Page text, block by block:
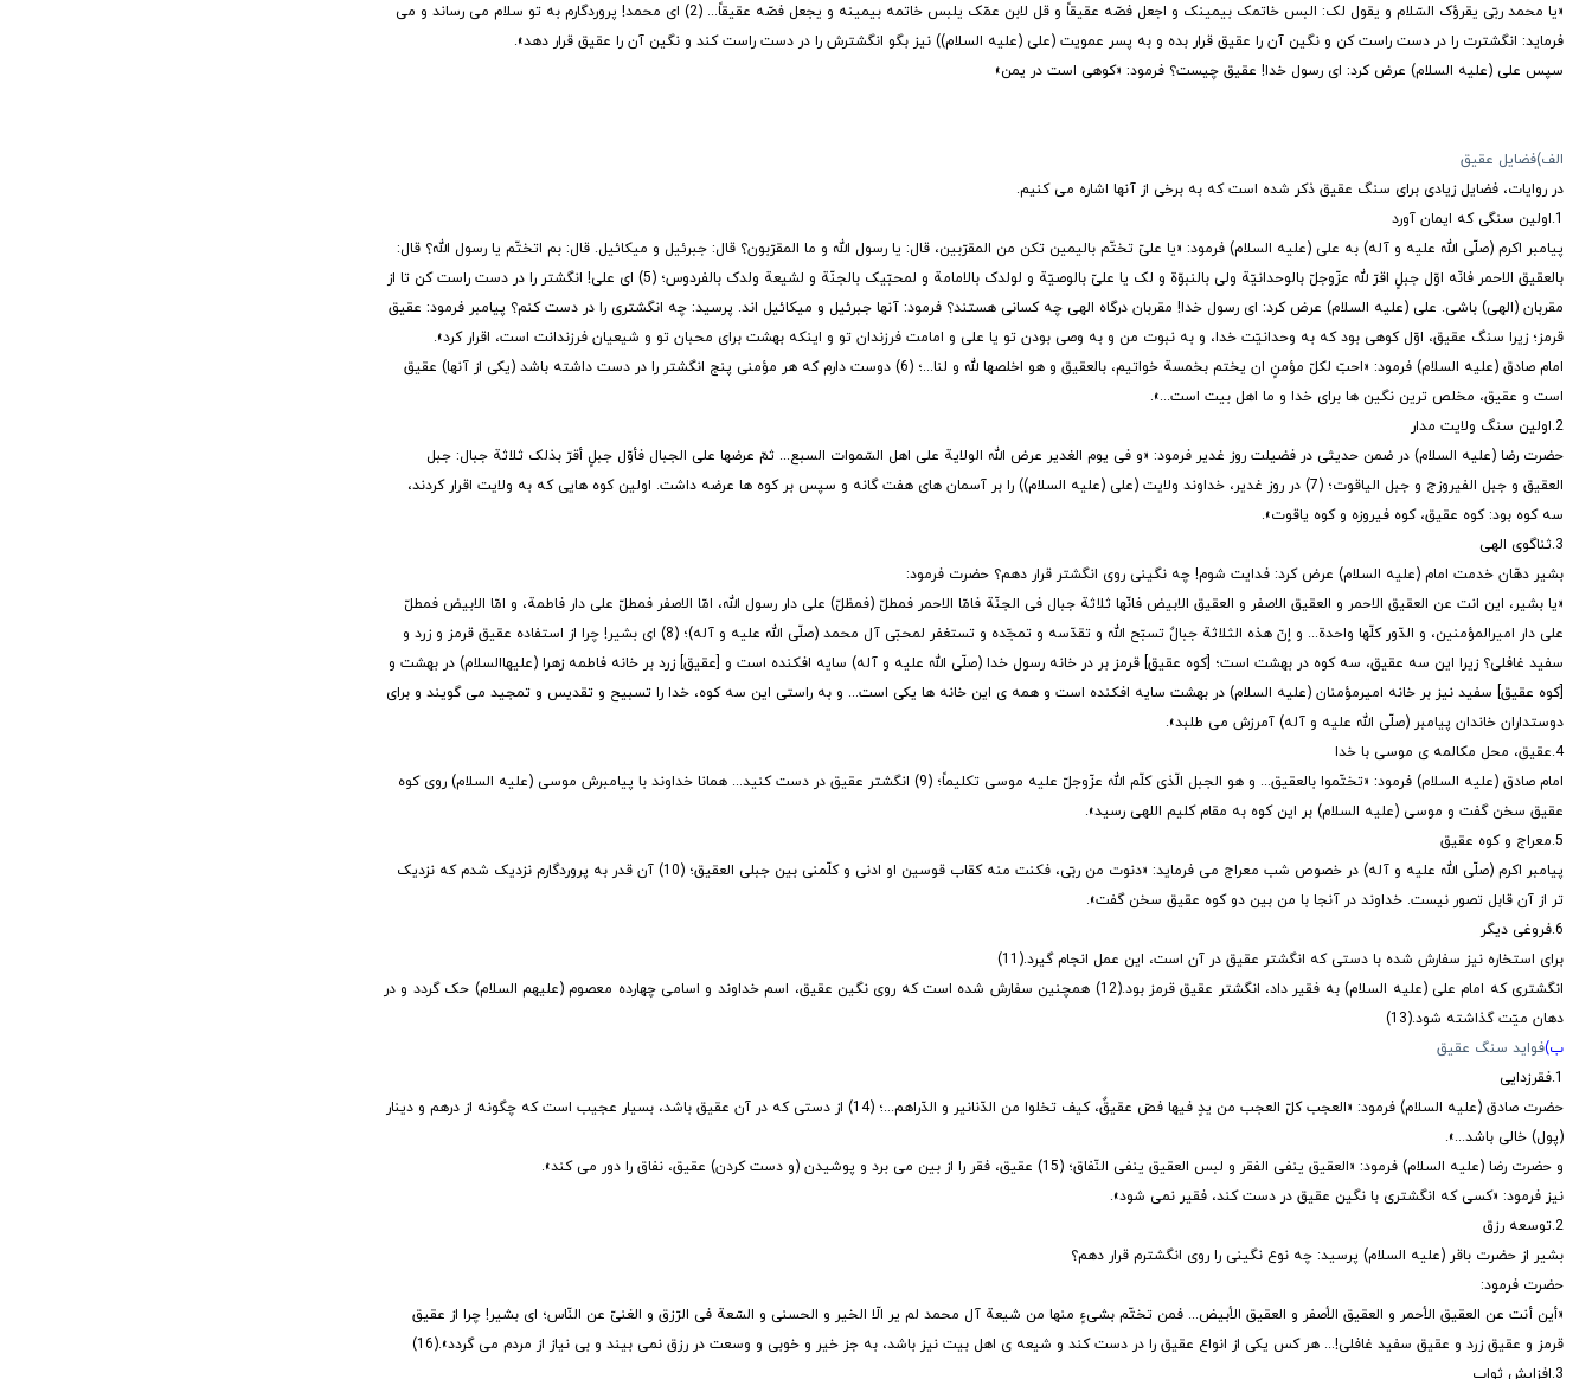
«یا محمد ربّی یقرؤک السّلام و یقول لک: البس خاتمک بیمینک و اجعل فصّه عقیقاً و قل لابن عمّک یلبس خاتمه بیمینه و یجعل فصّه عقیقاً... (2) ای محمد! پروردگارم به تو سلام می رساند و می
فرماید: انگشترت را در دست راست کن و نگین آن را عقیق قرار بده و به پسر عمویت (علی (علیه السلام)) نیز بگو انگشترش را در دست راست کند و نگین آن را عقیق قرار دهد».
سپس علی (علیه السلام) عرض کرد: ای رسول خدا! عقیق چیست؟ فرمود: «کوهی است در یمن»
الف)فضایل عقیق
در روایات، فضایل زیادی برای سنگ عقیق ذکر شده است که به برخی از آنها اشاره می کنیم.
1.اولین سنگی که ایمان آورد
پیامبر اکرم (صلّی الله علیه و آله) به علی (علیه السلام) فرمود: «یا علیّ تختّم بالیمین تکن من المقرّبین، قال: یا رسول الله و ما المقرّبون؟ قال: جبرئیل و میکائیل. قال: بم اتختّم یا رسول الله؟ قال:
بالعقیق الاحمر فانّه اوّل جبلٍ اقرّ لله عزّوجلّ بالوحدانیّة ولی بالنبوّة و لک یا علیّ بالوصیّة و لولدک بالامامة و لمحبّیک بالجنّة و لشیعة ولدک بالفردوس؛ (5) ای علی! انگشتر را در دست راست کن تا از
مقربان (الهی) باشی. علی (علیه السلام) عرض کرد: ای رسول خدا! مقربان درگاه الهی چه کسانی هستند؟ فرمود: آنها جبرئیل و میکائیل اند. پرسید: چه انگشتری را در دست کنم؟ پیامبر فرمود: عقیق
قرمز؛ زیرا سنگ عقیق، اوّل کوهی بود که به وحدانیّت خدا، و به نبوت من و به وصی بودن تو یا علی و امامت فرزندان تو و اینکه بهشت برای محبان تو و شیعیان فرزندانت است، اقرار کرد».
امام صادق (علیه السلام) فرمود: «احبّ لکلّ مؤمنٍ ان یختم بخمسة خواتیم، بالعقیق و هو اخلصها لله و لنا...؛ (6) دوست دارم که هر مؤمنی پنج انگشتر را در دست داشته باشد (یکی از آنها) عقیق
است و عقیق، مخلص ترین نگین ها برای خدا و ما اهل بیت است...».
2.اولین سنگ ولایت مدار
حضرت رضا (علیه السلام) در ضمن حدیثی در فضیلت روز غدیر فرمود: «و فی یوم الغدیر عرض الله الولایة علی اهل السّموات السبع... ثمّ عرضها علی الجبال فأوّل جبلٍ أقرّ بذلک ثلاثة جبال: جبل
العقیق و جبل الفیروزج و جبل الیاقوت؛ (7) در روز غدیر، خداوند ولایت (علی (علیه السلام)) را بر آسمان های هفت گانه و سپس بر کوه ها عرضه داشت. اولین کوه هایی که به ولایت اقرار کردند،
سه کوه بود: کوه عقیق، کوه فیروزه و کوه یاقوت».
3.ثناگوی الهی
بشیر دهّان خدمت امام (علیه السلام) عرض کرد: فدایت شوم! چه نگینی روی انگشتر قرار دهم؟ حضرت فرمود:
«یا بشیر، این انت عن العقیق الاحمر و العقیق الاصفر و العقیق الابیض فانّها ثلاثة جبال فی الجنّة فامّا الاحمر فمطلّ (فمظلّ) علی دار رسول الله، امّا الاصفر فمطلّ علی دار فاطمة، و امّا الابیض فمطلّ
علی دار امیرالمؤمنین، و الدّور کلّها واحدة... و إنّ هذه الثلاثة جبالٌ تسبّح الله و تقدّسه و تمجّده و تستغفر لمحبّی آل محمد (صلّی الله علیه و آله)؛ (8) ای بشیر! چرا از استفاده عقیق قرمز و زرد و
سفید غافلی؟ زیرا این سه عقیق، سه کوه در بهشت است؛ [کوه عقیق] قرمز بر در خانه رسول خدا (صلّی الله علیه و آله) سایه افکنده است و [عقیق] زرد بر خانه فاطمه زهرا (علیهاالسلام) در بهشت و
[کوه عقیق] سفید نیز بر خانه امیرمؤمنان (علیه السلام) در بهشت سایه افکنده است و همه ی این خانه ها یکی است... و به راستی این سه کوه، خدا را تسبیح و تقدیس و تمجید می گویند و برای
دوستداران خاندان پیامبر (صلّی الله علیه و آله) آمرزش می طلبد».
4.عقیق، محل مکالمه ی موسی با خدا
امام صادق (علیه السلام) فرمود: «تختّموا بالعقیق... و هو الجبل الّذی کلّم الله عزّوجلّ علیه موسی تکلیماً؛ (9) انگشتر عقیق در دست کنید... همانا خداوند با پیامبرش موسی (علیه السلام) روی کوه
عقیق سخن گفت و موسی (علیه السلام) بر این کوه به مقام کلیم اللهی رسید».
5.معراج و کوه عقیق
پیامبر اکرم (صلّی الله علیه و آله) در خصوص شب معراج می فرماید: «دنوت من ربّی، فکنت منه کقاب قوسین او ادنی و کلّمنی بین جبلی العقیق؛ (10) آن قدر به پروردگارم نزدیک شدم که نزدیک
تر از آن قابل تصور نیست. خداوند در آنجا با من بین دو کوه عقیق سخن گفت».
6.فروغی دیگر
برای استخاره نیز سفارش شده با دستی که انگشتر عقیق در آن است، این عمل انجام گیرد.(11)
انگشتری که امام علی (علیه السلام) به فقیر داد، انگشتر عقیق قرمز بود.(12) همچنین سفارش شده است که روی نگین عقیق، اسم خداوند و اسامی چهارده معصوم (علیهم السلام) حک گردد و در
دهان میّت گذاشته شود.(13)
ب)فواید سنگ عقیق
1.فقرزدایی
حضرت صادق (علیه السلام) فرمود: «العجب کلّ العجب من یدٍ فیها فصّ عقیقٌ، کیف تخلوا من الدّنانیر و الدّراهم...؛ (14) از دستی که در آن عقیق باشد، بسیار عجیب است که چگونه از درهم و دینار
(پول) خالی باشد...».
و حضرت رضا (علیه السلام) فرمود: «العقیق ینفی الفقر و لبس العقیق ینفی النّفاق؛ (15) عقیق، فقر را از بین می برد و پوشیدن (و دست کردن) عقیق، نفاق را دور می کند».
نیز فرمود: «کسی که انگشتری با نگین عقیق در دست کند، فقیر نمی شود».
2.توسعه رزق
بشیر از حضرت باقر (علیه السلام) پرسید: چه نوع نگینی را روی انگشترم قرار دهم؟
حضرت فرمود:
«أین أنت عن العقیق الأحمر و العقیق الأصفر و العقیق الأبیض... فمن تختّم بشیءٍ منها من شیعة آل محمد لم یر الّا الخیر و الحسنی و السّعة فی الرّزق و الغنیّ عن النّاس؛ ای بشیر! چرا از عقیق
قرمز و عقیق زرد و عقیق سفید غافلی!... هر کس یکی از انواع عقیق را در دست کند و شیعه ی اهل بیت نیز باشد، به جز خیر و خوبی و وسعت در رزق نمی بیند و بی نیاز از مردم می گردد».(16)
3.افزایش ثواب